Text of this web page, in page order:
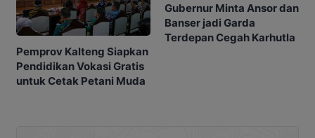
Pemprov Kalteng Siapkan
Pendidikan Vokasi Gratis
untuk Cetak Petani Muda
Gubernur Minta Ansor dan
Banser jadi Garda
Terdepan Cegah Karhutla